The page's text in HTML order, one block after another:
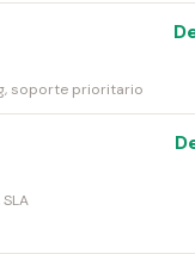
soporte prioritario